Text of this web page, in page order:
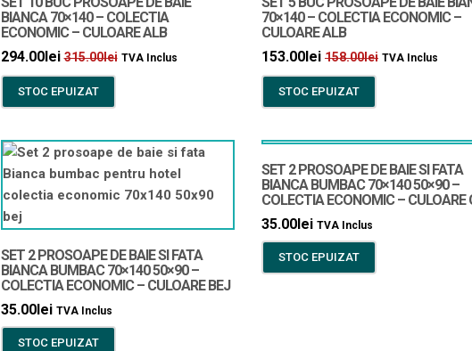
BIANCA 70×140 – COLECTIA
ECONOMIC – CULOARE ALB
294.00lei 315.00lei TVA Inclus
STOC EPUIZAT
70×140 – COLECTIA ECONOMIC –
CULOARE ALB
153.00lei 158.00lei TVA Inclus
STOC EPUIZAT
SET 2 PROSOAPE DE BAIE SI FATA
BIANCA BUMBAC 70×140 50×90 –
COLECTIA ECONOMIC – CULOARE BEJ
35.00lei TVA Inclus
STOC EPUIZAT
SET 2 PROSOAPE DE BAIE SI FATA
BIANCA BUMBAC 70×140 50×90 –
COLECTIA ECONOMIC – CULOARE
35.00lei TVA Inclus
STOC EPUIZAT